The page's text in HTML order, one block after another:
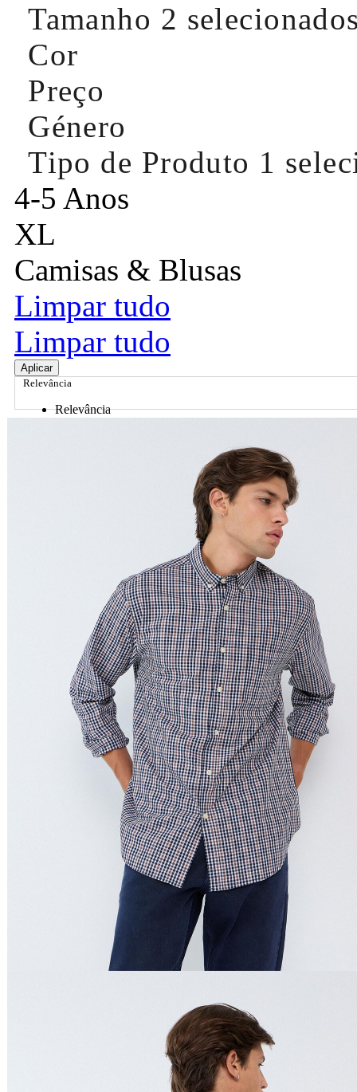
Tamanho 2
Cor
Preço
Género
Tipo de Produto 1
4-5 Anos
XL
Camisas & Blusas
Limpar tudo
Limpar tudo
Aplicar
Relevância
Relevância
Nome do Produto A - Z
Nome do Produto Z - A